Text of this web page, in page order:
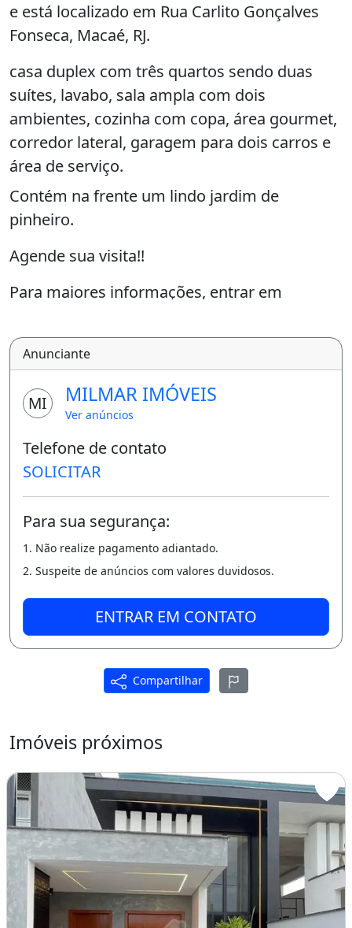
e está localizado em Rua Carlito Gonçalves
Fonseca, Macaé, RJ.
casa duplex com três quartos sendo duas
suítes, lavabo, sala ampla com dois
ambientes, cozinha com copa, área gourmet,
corredor lateral, garagem para dois carros e
área de serviço.
Contém na frente um lindo jardim de
pinheiro.
Agende sua visita!!
Para maiores informações, entrar em
Milmar Azeredo | Corretor de imóveis | Creci
RJ 071.823
Cd: AL
Churrasqueira
Anunciante
MI MILMAR IMÓVEIS
Ver anúncios
Telefone de contato
SOLICITAR
Para sua segurança:
1. Não realize pagamento adiantado.
2. Suspeite de anúncios com valores duvidosos.
ENTRAR EM CONTATO
Compartilhar
Imóveis próximos